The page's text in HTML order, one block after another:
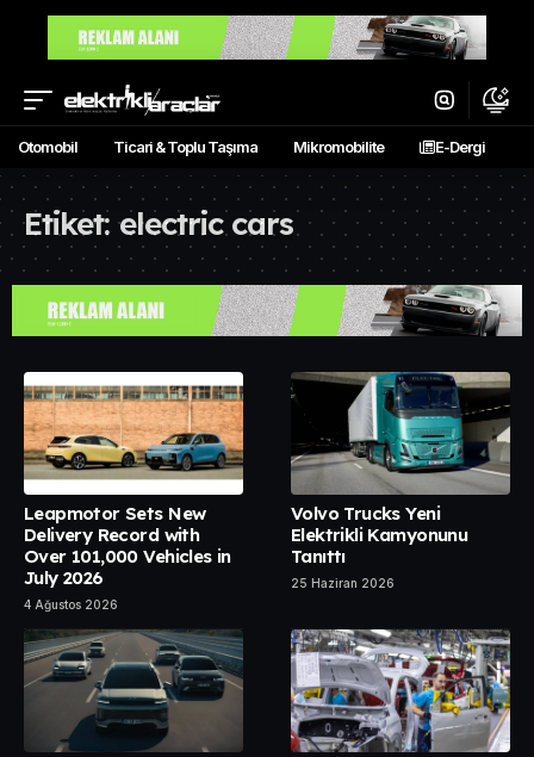
Otomobil Ticari & Toplu Taşıma Mikromobilite E-Dergi
Etiket:electric cars
Leapmotor Sets New
Delivery Record with
Over 101,000 Vehicles in
July 2026
4 Ağustos 2026
Volvo Trucks Yeni
Elektrikli Kamyonunu
Tanıttı
25 Haziran 2026